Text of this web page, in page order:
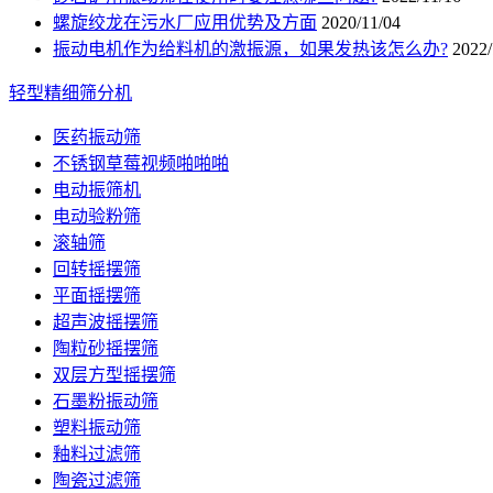
螺旋绞龙在污水厂应用优势及方面 2020/11/04
振动电机作为给料机的激振源，如果发热该怎么办?
轻型精细筛分机
医药振动筛
不锈钢草莓视频啪啪啪
电动振筛机
电动验粉筛
滚轴筛
回转摇摆筛
平面摇摆筛
超声波摇摆筛
陶粒砂摇摆筛
双层方型摇摆筛
石墨粉振动筛
塑料振动筛
釉料过滤筛
陶瓷过滤筛